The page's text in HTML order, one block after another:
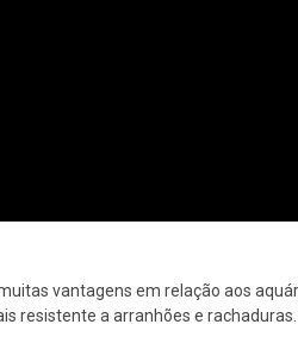
vantagens em relação aos
resistente a arranhões e rachaduras.